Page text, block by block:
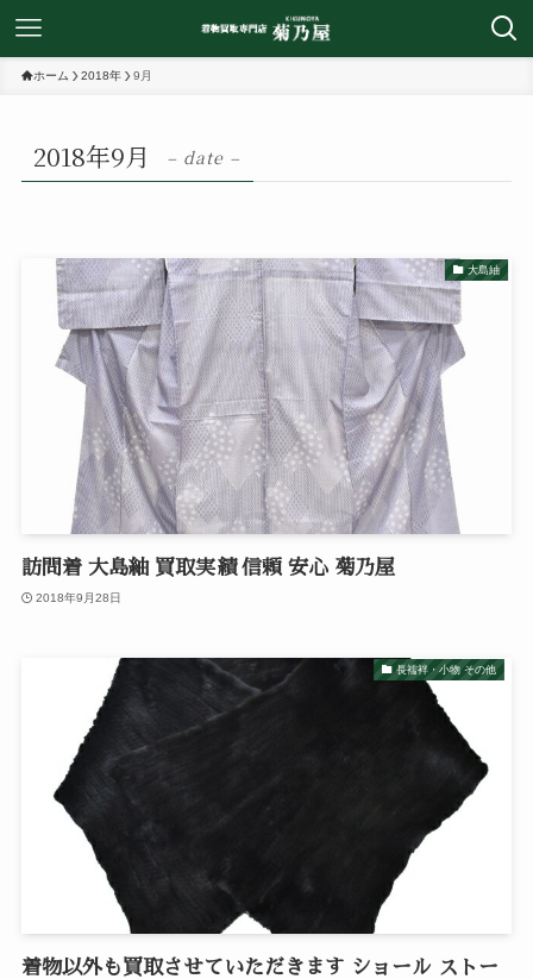
ホーム 2018年 9月
2018年9月 – date –
大島紬
訪問着 大島紬 買取実績 信頼 安心 菊乃屋
2018年9月28日
長襦袢・小物 その他
着物以外も買取させていただきます ショール ストー